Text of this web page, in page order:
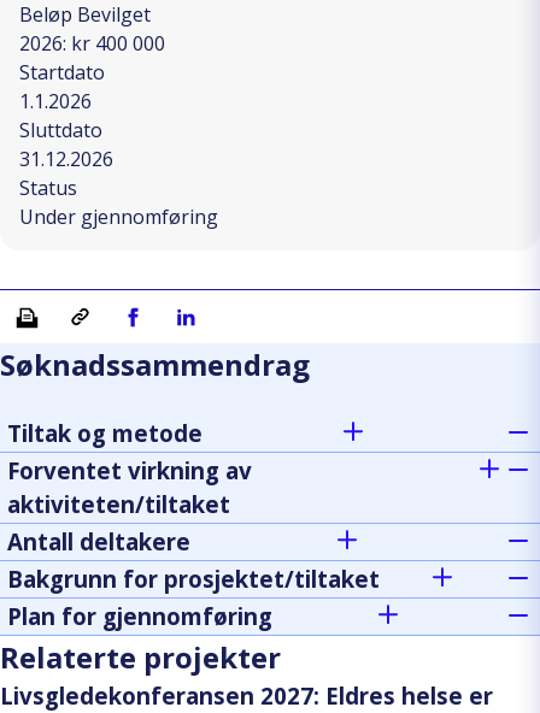
Beløp Bevilget
2026: kr 400 000
Startdato
1.1.2026
Sluttdato
31.12.2026
Status
Under gjennomføring
Skriv ut Kopiera länkDel på Facebook
Del på Linkedin
Søknadssammendrag
Tiltak og metode
Forventet virkning av
aktiviteten/tiltaket
Antall deltakere
Bakgrunn for prosjektet/tiltaket
Plan for gjennomføring
Relaterte projekter
Livsgledekonferansen 2027: Eldres helse er